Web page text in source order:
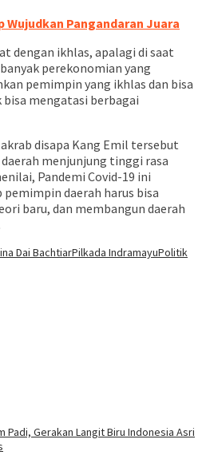
Wujudkan Pangandaran Juara
dengan ikhlas, apalagi di saat
perekonomian yang
pemimpin yang ikhlas dan bisa
mengatasi berbagai
disapa Kang Emil tersebut
menjunjung tinggi rasa
Pandemi Covid-19 ini
daerah harus bisa
baru, dan membangun daerah
Dai BachtiarPilkada IndramayuPolitik
Padi, Gerakan Langit Biru Indonesia Asri